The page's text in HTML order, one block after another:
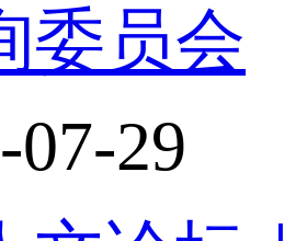
委员会
07-29